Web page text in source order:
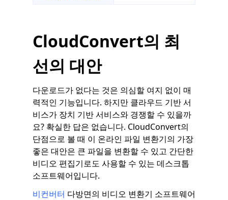
CloudConvert의 최
선의 대안
다운로드가 없다는 것은 의심할 여지 없이 매
력적인 기능입니다. 하지만 클라우드 기반 서
비스가 장치 기반 서비스와 경쟁할 수 있을까
요? 확실한 답은 없습니다. CloudConvert의
단점으로 볼 때 이 온라인 파일 변환기의 가장
좋은 대안은 큰 파일을 변환할 수 있고 간단한
비디오 편집기로도 사용할 수 있는 데스크톱
소프트웨어입니다.
비컨버터 다방면의 비디오 변환기 소프트웨어